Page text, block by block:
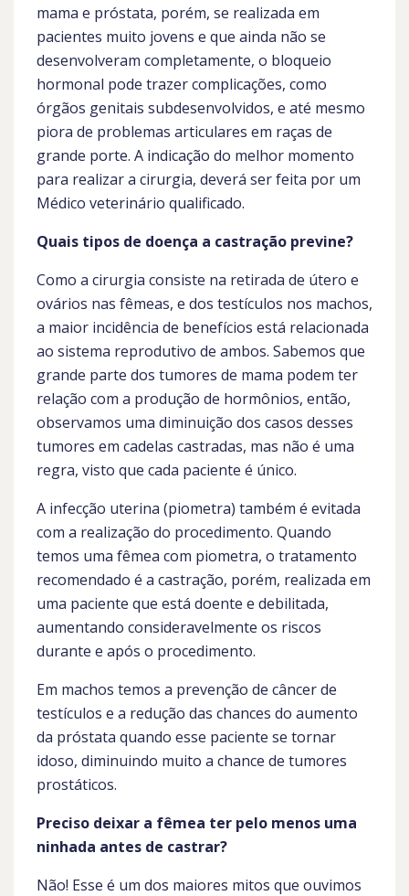
mama e próstata, porém, se realizada em
pacientes muito jovens e que ainda não se
desenvolveram completamente, o bloqueio
hormonal pode trazer complicações, como
órgãos genitais subdesenvolvidos, e até mesmo
piora de problemas articulares em raças de
grande porte. A indicação do melhor momento
para realizar a cirurgia, deverá ser feita por um
Médico veterinário qualificado.
Quais tipos de doença a castração previne?
Como a cirurgia consiste na retirada de útero e
ovários nas fêmeas, e dos testículos nos machos,
a maior incidência de benefícios está relacionada
ao sistema reprodutivo de ambos. Sabemos que
grande parte dos tumores de mama podem ter
relação com a produção de hormônios, então,
observamos uma diminuição dos casos desses
tumores em cadelas castradas, mas não é uma
regra, visto que cada paciente é único.
A infecção uterina (piometra) também é evitada
com a realização do procedimento. Quando
temos uma fêmea com piometra, o tratamento
recomendado é a castração, porém, realizada em
uma paciente que está doente e debilitada,
aumentando consideravelmente os riscos
durante e após o procedimento.
Em machos temos a prevenção de câncer de
testículos e a redução das chances do aumento
da próstata quando esse paciente se tornar
idoso, diminuindo muito a chance de tumores
prostáticos.
Preciso deixar a fêmea ter pelo menos uma
ninhada antes de castrar?
Não! Esse é um dos maiores mitos que ouvimos